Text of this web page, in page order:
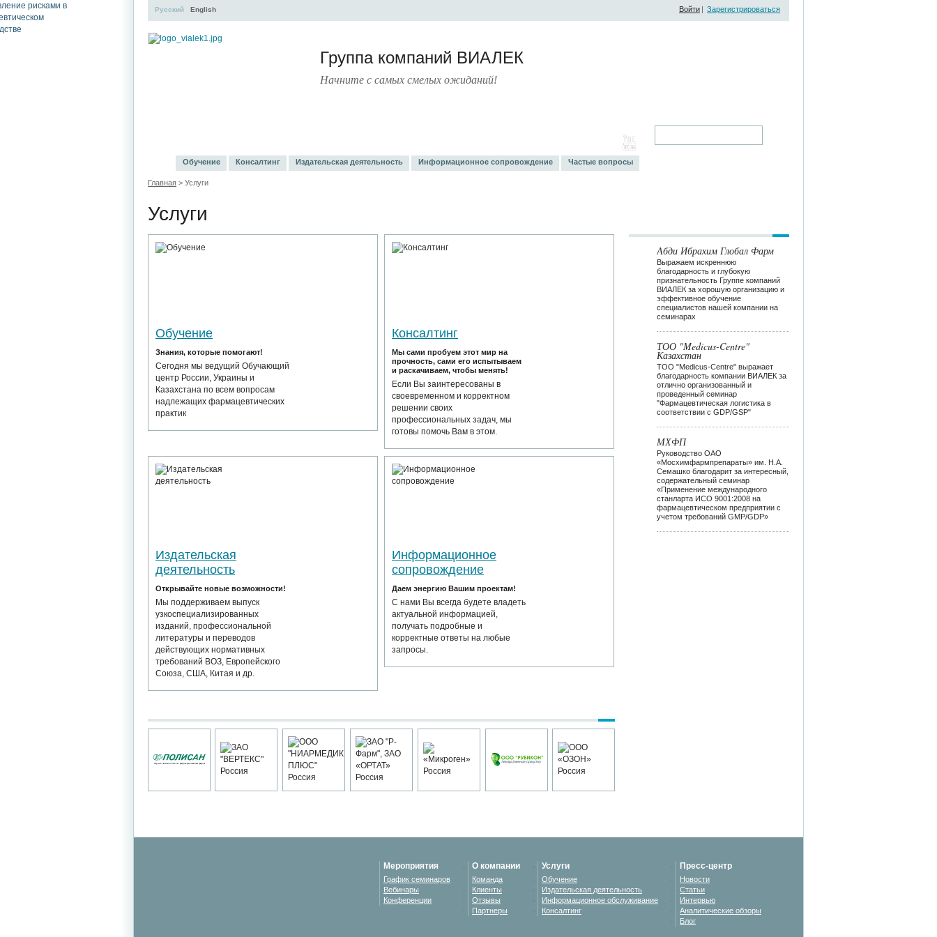
Группа компаний ВИАЛЕК
Начните с самых смелых ожиданий!
Русский English Войти | Зарегистрироваться
Обучение Консалтинг Издательская деятельность Информационное сопровождение Частые вопросы
Главная > Услуги
Услуги
Обучение
Знания, которые помогают!
Сегодня мы ведущий Обучающий
центр России, Украины и
Казахстана по всем вопросам
надлежащих фармацевтических
практик
Консалтинг
Мы сами пробуем этот мир на
прочность, сами его испытываем
и раскачиваем, чтобы менять!
Если Вы заинтересованы в
своевременном и корректном
решении своих
профессиональных задач, мы
готовы помочь Вам в этом.
Издательская
деятельность
Открывайте новые возможности!
Мы поддерживаем выпуск
узкоспециализированных
изданий, профессиональной
литературы и переводов
действующих нормативных
требований ВОЗ, Европейского
Союза, США, Китая и др.
Информационное
сопровождение
Даем энергию Вашим проектам!
С нами Вы всегда будете владеть
актуальной информацией,
получать подробные и
корректные ответы на любые
запросы.
Абди Ибрахим Глобал Фарм
Выражаем искреннюю
благодарность и глубокую
признательность Группе компаний
ВИАЛЕК за хорошую организацию и
эффективное обучение
специалистов нашей компании на
семинарах
ТОО "Medicus-Centre"
Казахстан
ТОО "Medicus-Centre" выражает
благодарность компании ВИАЛЕК за
отлично организованный и
проведенный семинар
"Фармацевтическая логистика в
соответствии с GDP/GSP"
МХФП
Руководство ОАО
«Мосхимфармпрепараты» им. Н.А.
Семашко благодарит за интересный,
содержательный семинар
«Применение международного
станларта ИСО 9001:2008 на
фармацевтическом предприятии с
учетом требований GMP/GDP»
Мероприятия
График семинаров
Вебинары
Конференции
О компании
Команда
Клиенты
Отзывы
Партнеры
Услуги
Обучение
Издательская деятельность
Информационное обслуживание
Консалтинг
Пресс-центр
Новости
Статьи
Интервью
Аналитические обзоры
Блог